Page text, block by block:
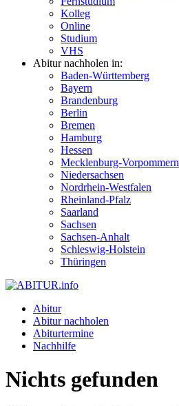
Kolleg
Online
Studium
VHS
Abitur nachholen in:
Baden-Württemberg
Bayern
Brandenburg
Berlin
Bremen
Hamburg
Hessen
Mecklenburg-Vorpommern
Niedersachsen
Nordrhein-Westfalen
Rheinland-Pfalz
Saarland
Sachsen
Sachsen-Anhalt
Schleswig-Holstein
Thüringen
Abitur
Abitur nachholen
Abiturtermine
Nachhilfe
Nichts gefunden